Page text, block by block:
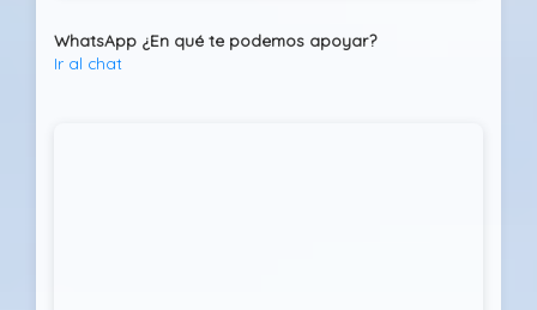
WhatsApp ¿En qué te podemos apoyar?
Ir al chat